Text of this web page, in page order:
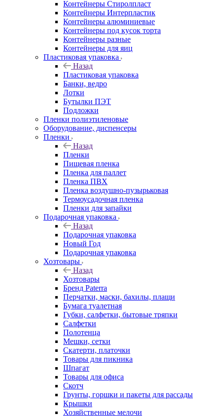
Контейнеры Стиролпласт
Контейнеры Интерпластик
Контейнеры алюминиевые
Контейнеры под кусок торта
Контейнеры разные
Контейнеры для яиц
Пластиковая упаковка
Назад
Пластиковая упаковка
Банки, ведро
Лотки
Бутылки ПЭТ
Подложки
Пленки полиэтиленовые
Оборудование, диспенсеры
Пленки
Назад
Пленки
Пищевая пленка
Пленка для паллет
Пленка ПВХ
Пленка воздушно-пузырьковая
Термоусадочная пленка
Пленки для запайки
Подарочная упаковка
Назад
Подарочная упаковка
Новый Год
Подарочная упаковка
Хозтовары
Назад
Хозтовары
Бренд Paterra
Перчатки, маски, бахилы, плащи
Бумага туалетная
Губки, салфетки, бытовые тряпки
Салфетки
Полотенца
Мешки, сетки
Скатерти, платочки
Товары для пикника
Шпагат
Товары для офиса
Скотч
Грунты, горшки и пакеты для рассады
Крышки
Хозяйственные мелочи